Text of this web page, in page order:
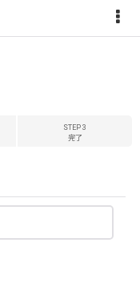
STEP 3
完了